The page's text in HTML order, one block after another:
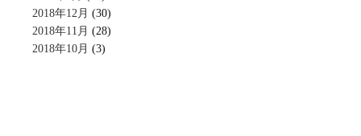
2018年12月 (30)
2018年11月 (28)
2018年10月 (3)